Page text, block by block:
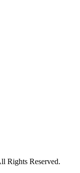
Rights Reserved.